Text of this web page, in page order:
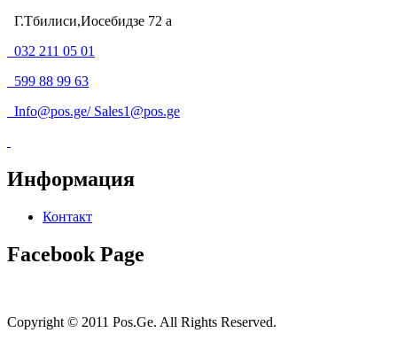
Г.Тбилиси,Иосебидзе 72 а
032 211 05 01
599 88 99 63
Info@pos.ge/ Sales1@pos.ge
Информация
Контакт
Facebook Page
Copyright © 2011 Pos.Ge. All Rights Reserved.